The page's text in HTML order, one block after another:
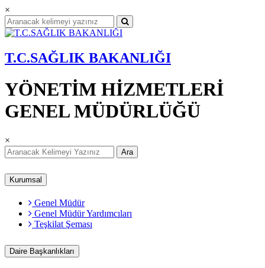
×
T.C.SAĞLIK BAKANLIĞI
YÖNETİM HİZMETLERİ
GENEL MÜDÜRLÜĞÜ
×
Ara
Kurumsal
Genel Müdür
Genel Müdür Yardımcıları
Teşkilat Şeması
Daire Başkanlıkları